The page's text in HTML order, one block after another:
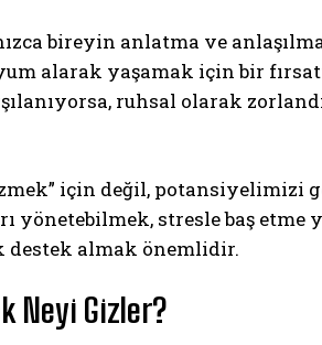
bireyin anlatma ve
alarak yaşamak için bir
ruhsal olarak
için değil,
yönetebilmek, stresle baş etme
destek almak önemlidir.
Neyi Gizler?